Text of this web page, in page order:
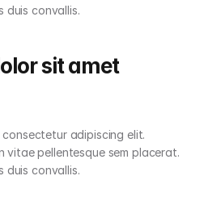
duis convallis.
sit amet
adipiscing elit.
vitae pellentesque sem placerat.
duis convallis.